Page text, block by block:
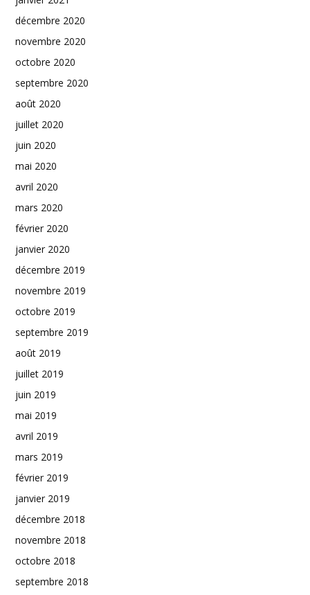
décembre 2020
novembre 2020
octobre 2020
septembre 2020
août 2020
juillet 2020
juin 2020
mai 2020
avril 2020
mars 2020
février 2020
janvier 2020
décembre 2019
novembre 2019
octobre 2019
septembre 2019
août 2019
juillet 2019
juin 2019
mai 2019
avril 2019
mars 2019
février 2019
janvier 2019
décembre 2018
novembre 2018
octobre 2018
septembre 2018